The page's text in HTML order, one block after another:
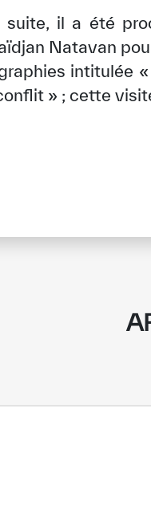
suite, il a été
Natavan
intitulée
» ; cette